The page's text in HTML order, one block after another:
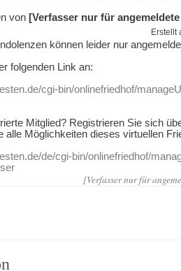
von [Verfasser nur für
Erstellt
können leider nur
folgenden Link an:
cgi-bin/onlinefriedhof/
Mitglied? Registrieren Sie sich
alle Möglichkeiten dieses virtuellen
de/cgi-bin/onlinefriedhof/
[Verfasser nur für